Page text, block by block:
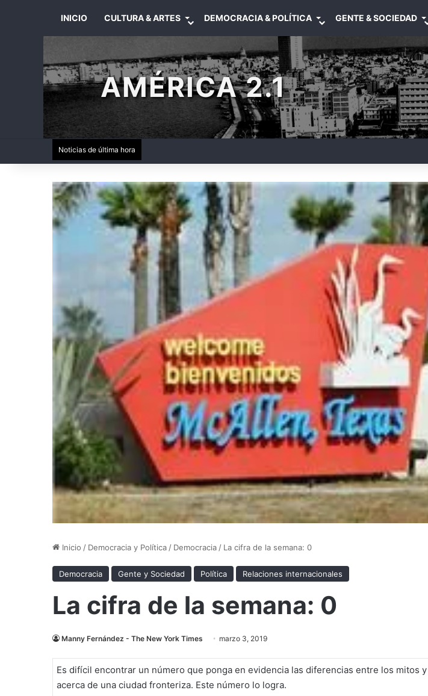
INICIO CULTURA & ARTES DEMOCRACIA & POLÍTICA GENTE & SOCIEDAD
AMÉRICA 2.1
Noticias de última hora
Inicio / Democracia y Política / Democracia / La cifra de la semana: 0
Democracia Gente y Sociedad Política Relaciones internacionales
La cifra de la semana: 0
Manny Fernández - The New York Times marzo 3, 2019
Es difícil encontrar un número que ponga en evidencia las diferencias entre los mitos
acerca de una ciudad fronteriza. Este número lo logra.